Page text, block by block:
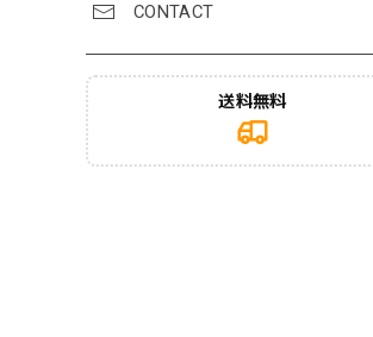
CONTACT
送料無料